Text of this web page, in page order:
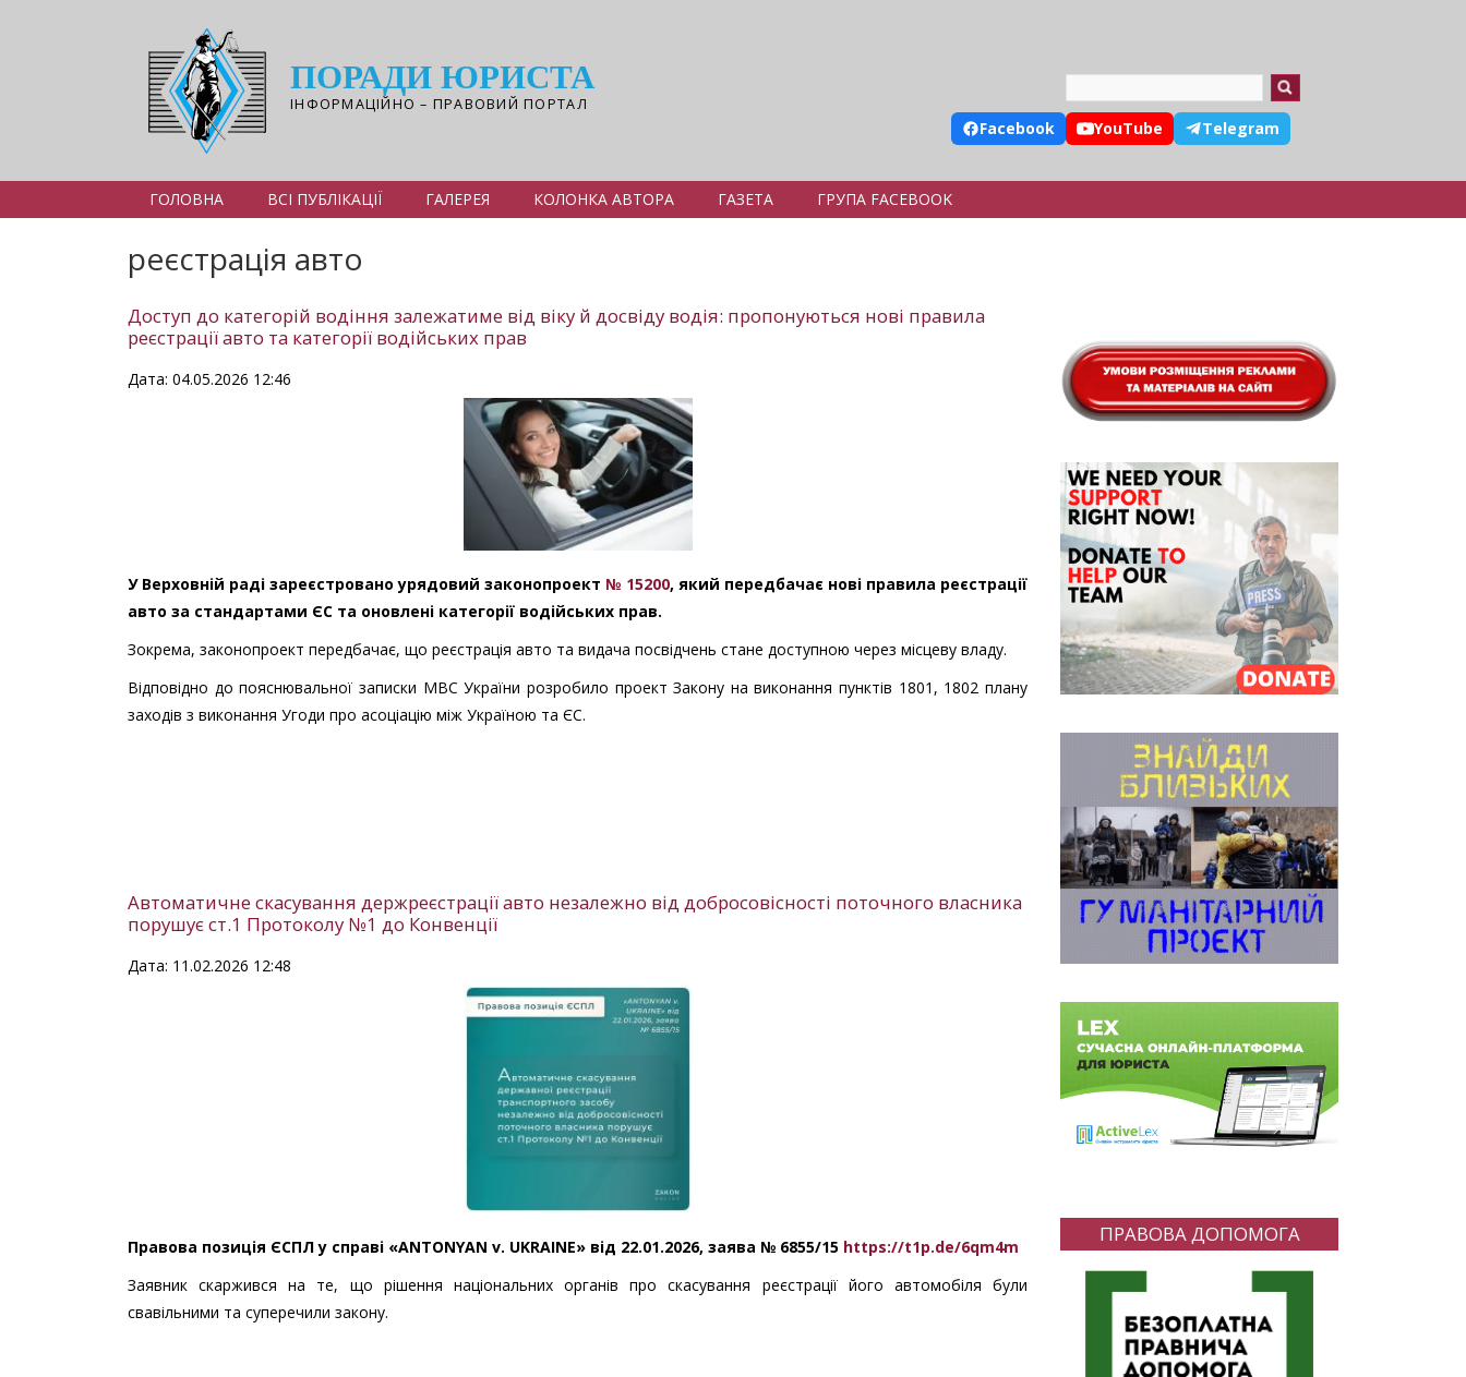
ПОРАДИ ЮРИСТА
ІНФОРМАЦІЙНО – ПРАВОВИЙ ПОРТАЛ
Facebook YouTube Telegram
ГОЛОВНА ВСІ ПУБЛІКАЦІЇ ГАЛЕРЕЯ КОЛОНКА АВТОРА ГАЗЕТА ГРУПА FACEBOOK
реєстрація авто
Доступ до категорій водіння залежатиме від віку й досвіду водія: пропонуються нові правила
реєстрації авто та категорії водійських прав
Дата: 04.05.2026 12:46
У Верховній раді зареєстровано урядовий законопроект № 15200, який передбачає нові правила реєстрації
авто за стандартами ЄС та оновлені категорії водійських прав.
Зокрема, законопроект передбачає, що реєстрація авто та видача посвідчень стане доступною через місцеву владу.
Відповідно до пояснювальної записки МВС України розробило проект Закону на виконання пунктів 1801, 1802 плану
заходів з виконання Угоди про асоціацію між Україною та ЄС.
Автоматичне скасування держреєстрації авто незалежно від добросовісності поточного власника
порушує ст.1 Протоколу №1 до Конвенції
Дата: 11.02.2026 12:48
Правова позиція ЄСПЛ у справі «ANTONYAN v. UKRAINE» від 22.01.2026, заява № 6855/15 https://t1p.de/6qm4m
Заявник скаржився на те, що рішення національних органів про скасування реєстрації його автомобіля були
свавільними та суперечили закону.
ПРАВОВА ДОПОМОГА